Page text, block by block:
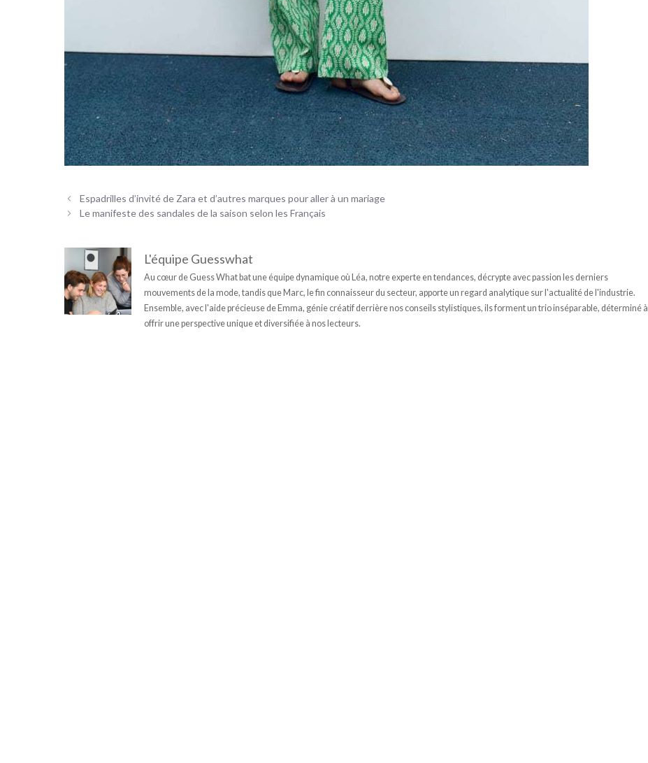
Espadrilles d’invité de Zara et d’autres marques pour aller à un mariage
Le manifeste des sandales de la saison selon les Français
L'équipe Guesswhat
Au cœur de Guess What bat une équipe dynamique où Léa, notre experte en tendances, décrypte avec passion les derniers
mouvements de la mode, tandis que Marc, le fin connaisseur du secteur, apporte un regard analytique sur l'actualité de l'industrie.
Ensemble, avec l'aide précieuse de Emma, génie créatif derrière nos conseils stylistiques, ils forment un trio inséparable, déterminé à
offrir une perspective unique et diversifiée à nos lecteurs.